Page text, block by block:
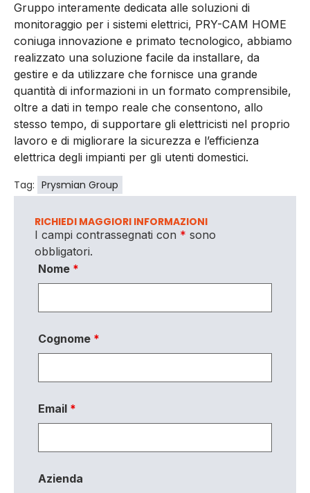
Gruppo interamente dedicata alle soluzioni di
monitoraggio per i sistemi elettrici, PRY-CAM HOME
coniuga innovazione e primato tecnologico, abbiamo
realizzato una soluzione facile da installare, da
gestire e da utilizzare che fornisce una grande
quantità di informazioni in un formato comprensibile,
oltre a dati in tempo reale che consentono, allo
stesso tempo, di supportare gli elettricisti nel proprio
lavoro e di migliorare la sicurezza e l’efficienza
elettrica degli impianti per gli utenti domestici.
Tag: Prysmian Group
RICHIEDI MAGGIORI INFORMAZIONI
I campi contrassegnati con * sono
obbligatori.
Nome *
Cognome *
Email *
Azienda